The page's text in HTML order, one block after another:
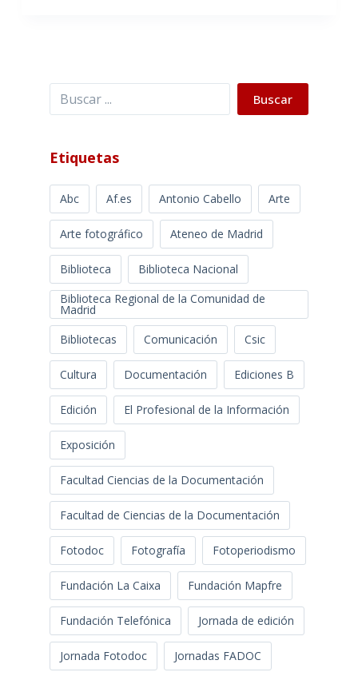
Buscar Buscar
Etiquetas
Abc Af.es Antonio Cabello Arte
Arte fotográfico Ateneo de Madrid
Biblioteca
Biblioteca Nacional
Biblioteca Regional de la Comunidad de
Madrid
Bibliotecas
Comunicación Csic
Cultura Documentación Ediciones B
Edición El Profesional de la Información
Exposición
Facultad Ciencias de la Documentación
Facultad de Ciencias de la Documentación
Fotodoc Fotografía Fotoperiodismo
Fundación La Caixa Fundación Mapfre
Fundación Telefónica Jornada de edición
Jornada Fotodoc Jornadas FADOC